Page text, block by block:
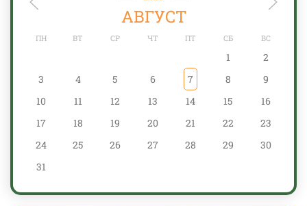
АВГУСТ
ПН ВТ СР ЧТ ПТ СБ ВС
1
2
3
4 5 6 7 8
9
10
11 12 13 14 15
16
17
18 19 20 21 22
23
24
25 26 27 28 29
30
31